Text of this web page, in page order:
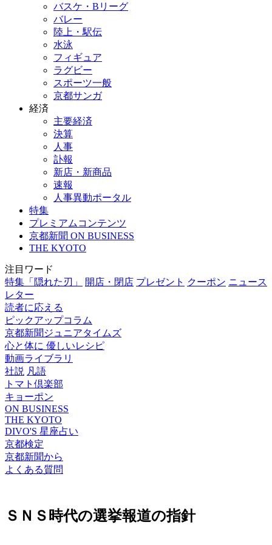
バスケ・Bリーグ
バレー
陸上・駅伝
水泳
フィギュア
ラグビー
スポーツ一般
京都サンガ
経済
主要経済
決算
人事
訃報
新店・新商品
速報
人事異動ポータル
特集
プレミアムコンテンツ
京都新聞 ON BUSINESS
THE KYOTO
注目ワード
特集「隠れた刃」
開店・閉店 プレゼント クーポン ニュース
レター
読者に応える
ピックアップコラム
京都新聞ジュニアタイムズ
心と体に 優しいレシピ
動画ライブラリ
社説 凡語
トマト倶楽部
キョーポン
ON BUSINESS
THE KYOTO
DIVO'S 星座占い
京都検定
京都新聞から
よくある質問
ＳＮＳ時代の選挙報道の指針